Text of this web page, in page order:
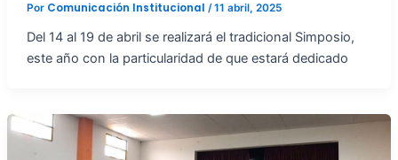
Por Comunicación Institucional /11 abril, 2025
Del 14 al 19 de abril se realizará el tradicional Simposio,
este año con la particularidad de que estará dedicado